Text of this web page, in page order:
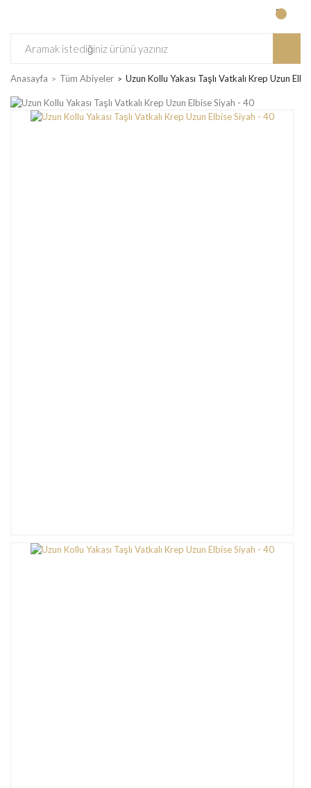
Anasayfa Tüm Abiyeler Uzun Kollu Yakası Taşlı Vatkalı Krep Uzun